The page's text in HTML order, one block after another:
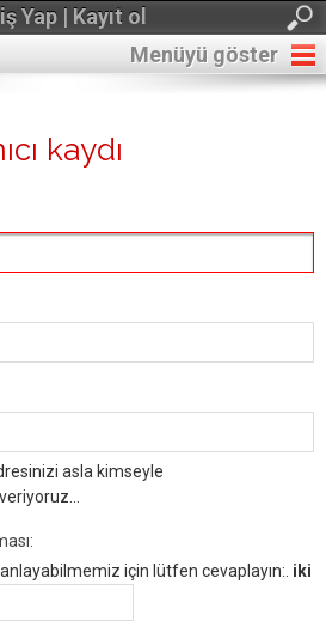
Yap | Kayıt ol
Menüyü göster
kaydı
asla kimseyle
için lütfen cevaplayın:. iki